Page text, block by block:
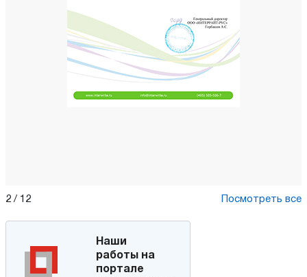
2 / 12 Посмотреть все
Наши
работы на
портале